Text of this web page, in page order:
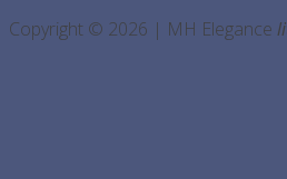
Copyright © 2026 | MH Elegance